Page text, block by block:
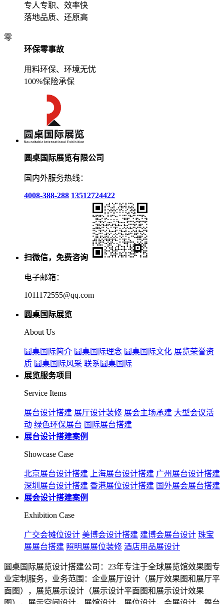
专人专职、效率快
落地品质、还原高
零
环保零事故
用料环保、环境无忧
100%保险承保
圆桌国际展览有限公司
国内外服务热线：
4008-388-288 13512724422
扫微信，免费咨询
电子邮箱：
1011172555@qq.com
圆桌国际展览
About Us
圆桌国际简介 圆桌国际理念 圆桌国际文化 展览荣誉资
质 圆桌国际风采 联系圆桌国际
展览服务项目
Service Items
展台设计搭建 展厅设计装修 展会主场承建 大型会议活
动 绿色环保展台 国际展台搭建
展台设计搭建案例
Showcase Case
北京展台设计搭建 上海展台设计搭建 广州展台设计搭建
深圳展台设计搭建 香港展位设计搭建 国外展会展台搭建
展会设计搭建案例
Exhibition Case
广交会摊位设计 美博会设计搭建 建博会展台设计 珠宝
展展台搭建 照明展展位装修 酒店用品展设计
圆桌国际展览设计搭建公司：23年专注于全球展览馆效果图专
业定制服务，业务范围：企业展厅设计（展厅效果图和展厅平
面图），展览展示设计（展示设计平面图和展示设计效果